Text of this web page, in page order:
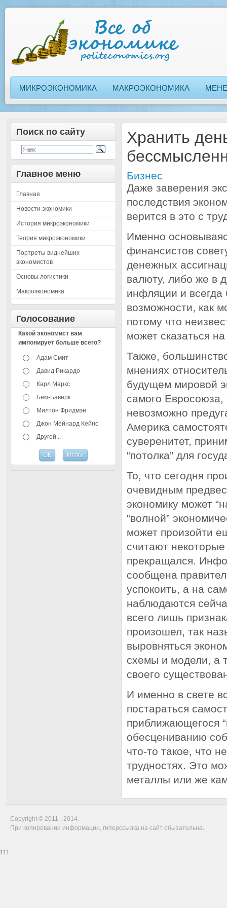
МИКРОЭКОНОМИКА МАКРОЭКОНОМИКА
Поиск по сайту
Главное меню
Главная
Новости экономики
История микроэкономики
Теория микроэкономики
Портреты виднейших
экономистов
Основы логистики
Макроэкономика
Голосование
Какой экономист вам
импонирует больше всего?
Адам Смит
Давид Рикардо
Карл Маркс
Бем-Баверк
Милтон Фридмэн
Джон Мейнард Кейнс
Другой...
Хранить
Бизнес
Даже заверения
последствия
верится в это с
Именно
финансистов
денежных
валюту, либо же в
инфляции и всегда
возможности, как
потому что
может сказаться
Также,
мнениях
будущем мировой
самого Евросоюза,
невозможно
Америка
суверенитет,
“потолка” для
То, что сегодня
очевидным
экономику может
“волной”
может произойти
считают
прекращался.
сообщена
успокоить, а на
наблюдаются
всего лишь
произошел, так
выровняться
схемы и модели, а
своего
И именно в свете
постараться
приближающегося
обесцениванию
что-то такое, что
трудностях. Это
металлы или же
Copyright © 2011 - 2014.
При копировании информации, гиперссылка на сайт обызательна.
111